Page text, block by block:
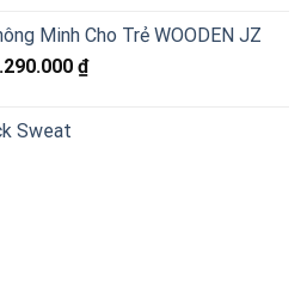
Minh Cho Trẻ WOODEN JZ
₫.
₫Giá
Sweat